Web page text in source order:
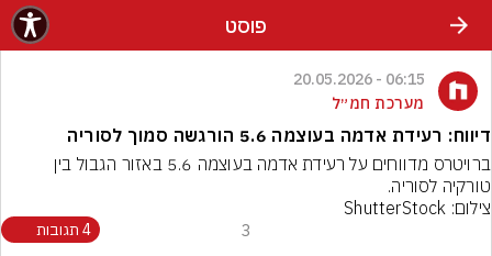
פוסט
06:15 - 20.05.2026
מערכת חמ״ל
דיווח: רעידת אדמה בעוצמה 5.6 הורגשה סמוך לסוריה
טורקיה לסוריה.
צילום: ShutterStock
3 4 תגובות